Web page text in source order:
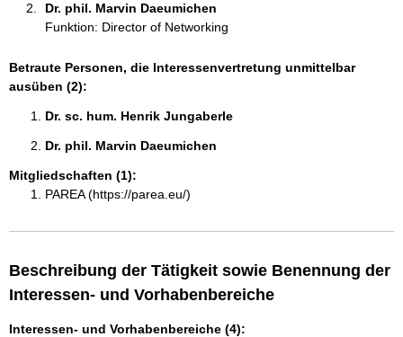
Dr. phil. Marvin Daeumichen
Funktion: Director of Networking
Betraute Personen, die Interessenvertretung unmittelbar
ausüben (2):
Dr. sc. hum. Henrik Jungaberle
Dr. phil. Marvin Daeumichen
Mitgliedschaften (1):
PAREA (https://parea.eu/)
Beschreibung der Tätigkeit sowie Benennung der
Interessen- und Vorhabenbereiche
Interessen- und Vorhabenbereiche (4):